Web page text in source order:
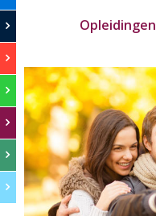
Opleidingen